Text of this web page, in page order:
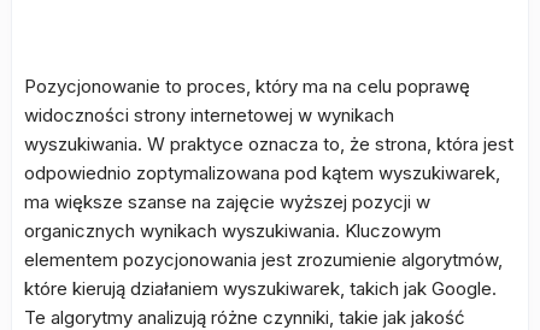
Pozycjonowanie to proces, który ma na celu poprawę
widoczności strony internetowej w wynikach
wyszukiwania. W praktyce oznacza to, że strona, która jest
odpowiednio zoptymalizowana pod kątem wyszukiwarek,
ma większe szanse na zajęcie wyższej pozycji w
organicznych wynikach wyszukiwania. Kluczowym
elementem pozycjonowania jest zrozumienie algorytmów,
które kierują działaniem wyszukiwarek, takich jak Google.
Te algorytmy analizują różne czynniki, takie jak jakość